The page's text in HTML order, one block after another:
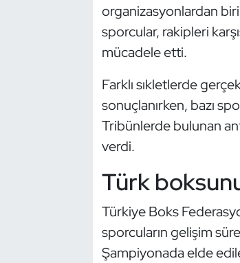
organizasyonlardan
sporcular, rakipleri
mücadele etti.
Farklı sıkletlerde
sonuçlanırken, bazı
Tribünlerde bulunan
verdi.
Türk
Türkiye Boks
sporcuların gelişim
Şampiyonada elde
Modern Pentatlon